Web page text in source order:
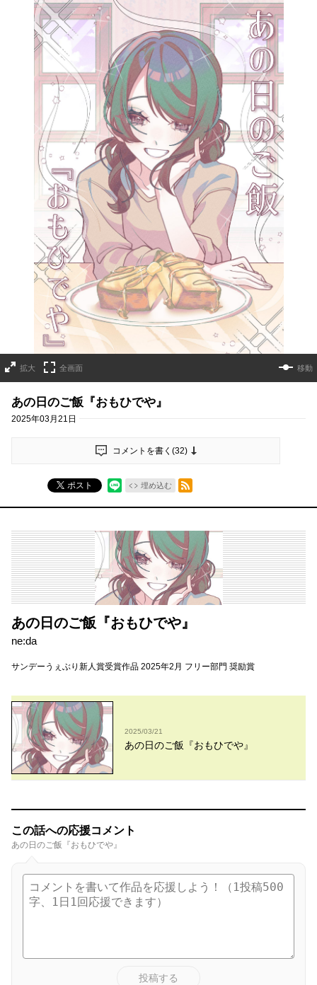
拡大 全画面 移動
あの日のご飯『おもひでや』
2025年03月21日
コメントを書く(32)
ポスト 埋め込む
RSSフィード
あの日のご飯『おもひでや』
ne:da
サンデーうぇぶり新人賞受賞作品 2025年2月 フリー部門 奨励賞
2025/03/21
あの日のご飯『おもひでや』
この話への応援コメント
あの日のご飯『おもひでや』
投稿する